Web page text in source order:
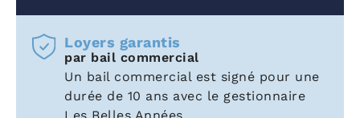
Loyers garantis
par bail commercial
Un bail commercial est signé pour une
durée de 10 ans avec le gestionnaire
Les Belles Années.